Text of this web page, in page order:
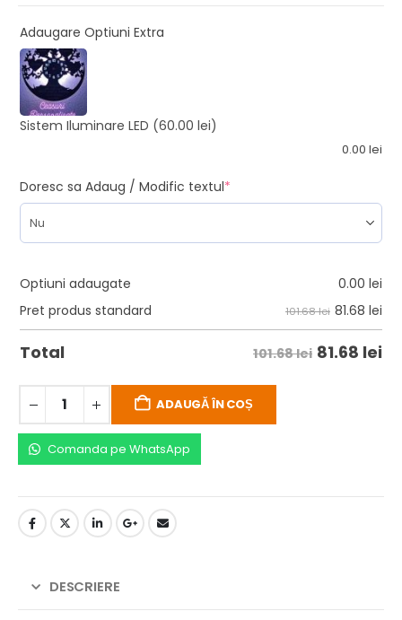
Adaugare Optiuni Extra
Sistem Iluminare LED (60.00 lei)
0.00 lei
Doresc sa Adaug / Modific textul*
Optiuni adaugate 0.00 lei
Pret produs standard
101.68 lei 81.68 lei
Total 101.68 lei 81.68 lei
ADAUGĂ ÎN COȘ
Comanda pe WhatsApp
DESCRIERE